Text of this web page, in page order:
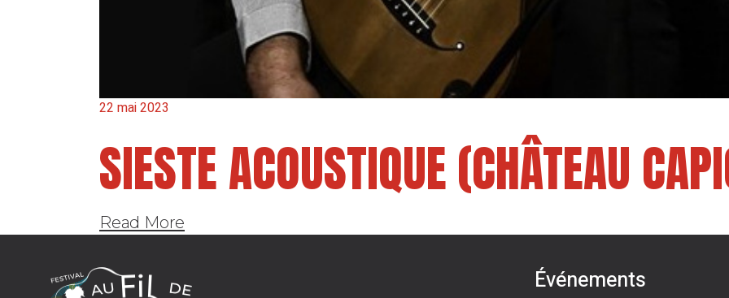
22 mai 2023
SIESTE ACOUSTIQUE (CHÂTEAU
Read More
Événements